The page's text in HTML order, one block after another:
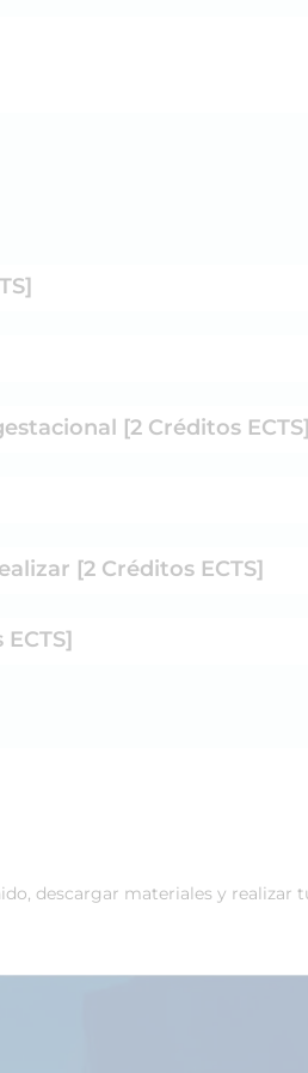
[2 Créditos ECTS]
[2 Créditos ECTS]
descargar materiales y realizar